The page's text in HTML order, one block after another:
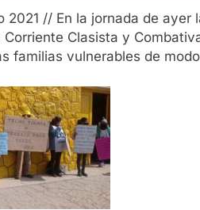
2021 // En la jornada de
Clasista y
familias vulnerables de